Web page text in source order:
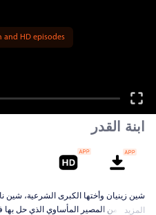
and HD episodes
ابنة القدر
شين زينيان وأختها الكبرى الشرعية، شين
الهروب من المصير المأساوي الذي حل بها
المزيد